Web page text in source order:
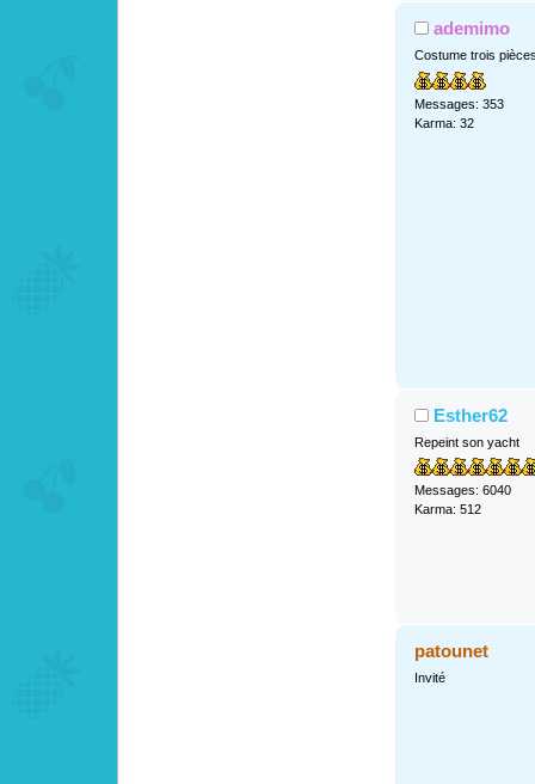
ademimo
Costume trois
Messages: 353
Karma: 32
Esther62
Repeint son yacht
Messages: 6040
Karma: 512
patounet
Invité